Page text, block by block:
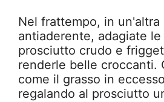
Nel frattempo, in un'altra
antiaderente, adagiate
prosciutto crudo e
renderle belle croccanti.
come il grasso in
regalando al prosciutto